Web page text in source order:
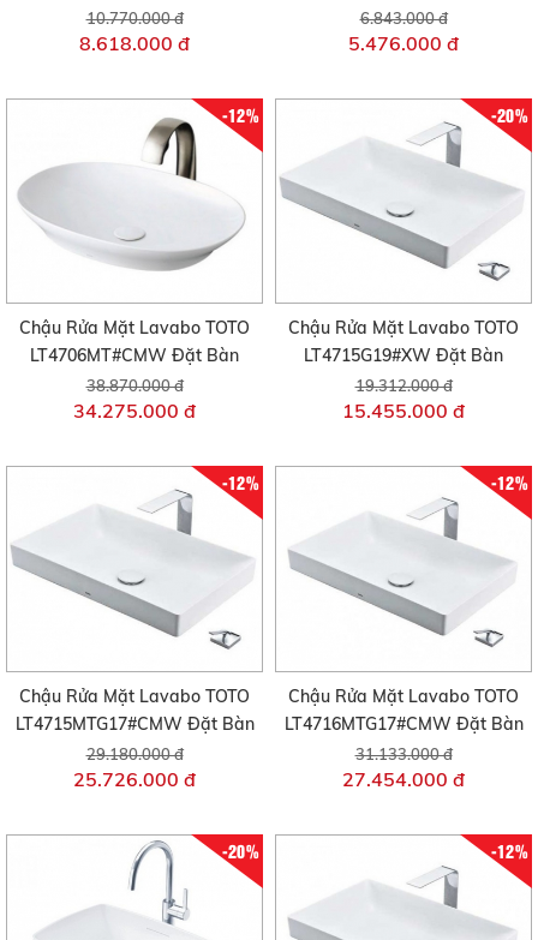
10.770.000 đ
8.618.000 đ
6.843.000 đ
5.476.000 đ
-12%
Chậu Rửa Mặt Lavabo TOTO
LT4706MT#CMW Đặt Bàn
38.870.000 đ
34.275.000 đ
-20%
Chậu Rửa Mặt Lavabo TOTO
LT4715G19#XW Đặt Bàn
19.312.000 đ
15.455.000 đ
-12%
Chậu Rửa Mặt Lavabo TOTO
LT4715MTG17#CMW Đặt Bàn
29.180.000 đ
25.726.000 đ
-12%
Chậu Rửa Mặt Lavabo TOTO
LT4716MTG17#CMW Đặt Bàn
31.133.000 đ
27.454.000 đ
-20% -12%